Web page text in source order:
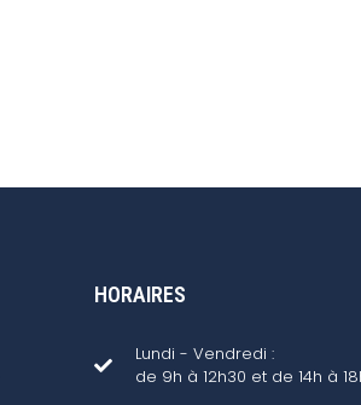
HORAIRES
Lundi - Vendredi :
de 9h à 12h30 et de 14h à